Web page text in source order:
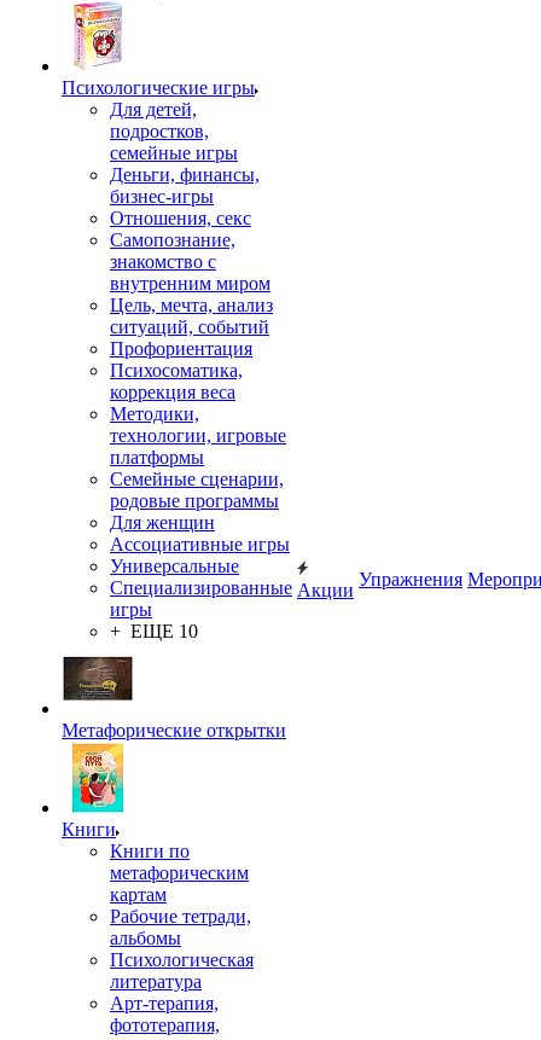
Психологические игры
Для детей,
подростков,
семейные игры
Деньги, финансы,
бизнес-игры
Отношения, секс
Самопознание,
знакомство с
внутренним миром
Цель, мечта, анализ
ситуаций, событий
Профориентация
Психосоматика,
коррекция веса
Методики,
технологии, игровые
платформы
Семейные сценарии,
родовые программы
Для женщин
Ассоциативные игры
Универсальные
Специализированные
игры
+ ЕЩЕ 10
Метафорические открытки
Книги
Книги по
метафорическим
картам
Рабочие тетради,
альбомы
Психологическая
литература
Арт-терапия,
фототерапия,
Акции
Упражнения